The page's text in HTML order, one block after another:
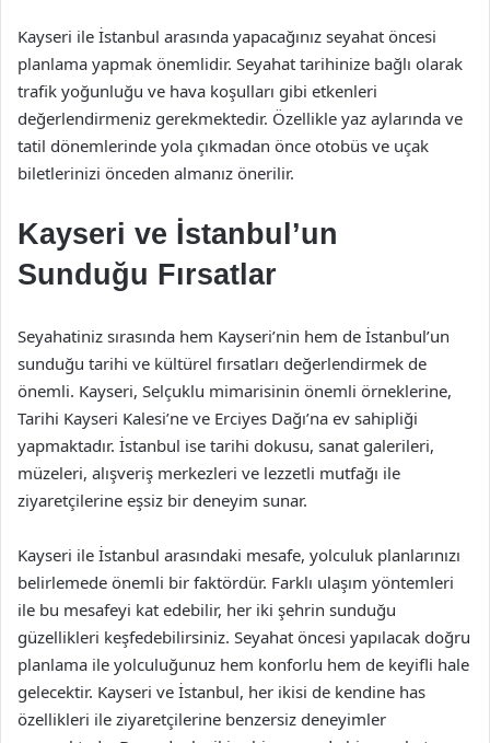
Kayseri ile İstanbul arasında yapacağınız seyahat öncesi
planlama yapmak önemlidir. Seyahat tarihinize bağlı olarak
trafik yoğunluğu ve hava koşulları gibi etkenleri
değerlendirmeniz gerekmektedir. Özellikle yaz aylarında ve
tatil dönemlerinde yola çıkmadan önce otobüs ve uçak
biletlerinizi önceden almanız önerilir.
Kayseri ve İstanbul’un
Sunduğu Fırsatlar
Seyahatiniz sırasında hem Kayseri’nin hem de İstanbul’un
sunduğu tarihi ve kültürel fırsatları değerlendirmek de
önemli. Kayseri, Selçuklu mimarisinin önemli örneklerine,
Tarihi Kayseri Kalesi’ne ve Erciyes Dağı’na ev sahipliği
yapmaktadır. İstanbul ise tarihi dokusu, sanat galerileri,
müzeleri, alışveriş merkezleri ve lezzetli mutfağı ile
ziyaretçilerine eşsiz bir deneyim sunar.
Kayseri ile İstanbul arasındaki mesafe, yolculuk planlarınızı
belirlemede önemli bir faktördür. Farklı ulaşım yöntemleri
ile bu mesafeyi kat edebilir, her iki şehrin sunduğu
güzellikleri keşfedebilirsiniz. Seyahat öncesi yapılacak doğru
planlama ile yolculuğunuz hem konforlu hem de keyifli hale
gelecektir. Kayseri ve İstanbul, her ikisi de kendine has
özellikleri ile ziyaretçilerine benzersiz deneyimler